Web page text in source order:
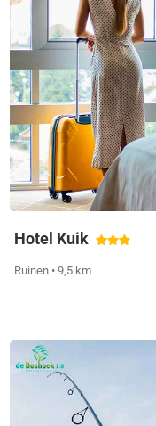
Hotel Kuik
Ruinen • 9,5 km